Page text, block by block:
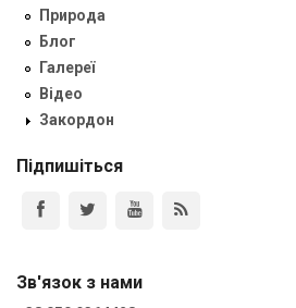
Природа
Блог
Галереї
Відео
Закордон
Підпишіться
Зв'язок з нами